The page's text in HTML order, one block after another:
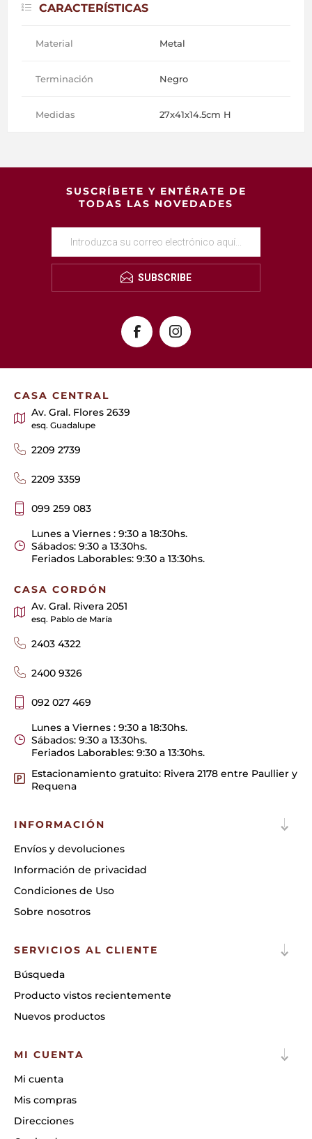
CARACTERÍSTICAS
Material Metal
Terminación Negro
Medidas 27x41x14.5cm H
SUSCRÍBETE Y ENTÉRATE DE
TODAS LAS NOVEDADES
SUBSCRIBE
CASA CENTRAL
Av. Gral. Flores 2639
esq. Guadalupe
2209 2739
2209 3359
099 259 083
Lunes a Viernes : 9:30 a 18:30hs.
Sábados: 9:30 a 13:30hs.
Feriados Laborables: 9:30 a 13:30hs.
CASA CORDÓN
Av. Gral. Rivera 2051
esq. Pablo de María
2403 4322
2400 9326
092 027 469
Lunes a Viernes : 9:30 a 18:30hs.
Sábados: 9:30 a 13:30hs.
Feriados Laborables: 9:30 a 13:30hs.
Estacionamiento gratuito: Rivera 2178 entre Paullier y
Requena
INFORMACIÓN
Envíos y devoluciones
Información de privacidad
Condiciones de Uso
Sobre nosotros
SERVICIOS AL CLIENTE
Búsqueda
Producto vistos recientemente
Nuevos productos
MI CUENTA
Mi cuenta
Mis compras
Direcciones